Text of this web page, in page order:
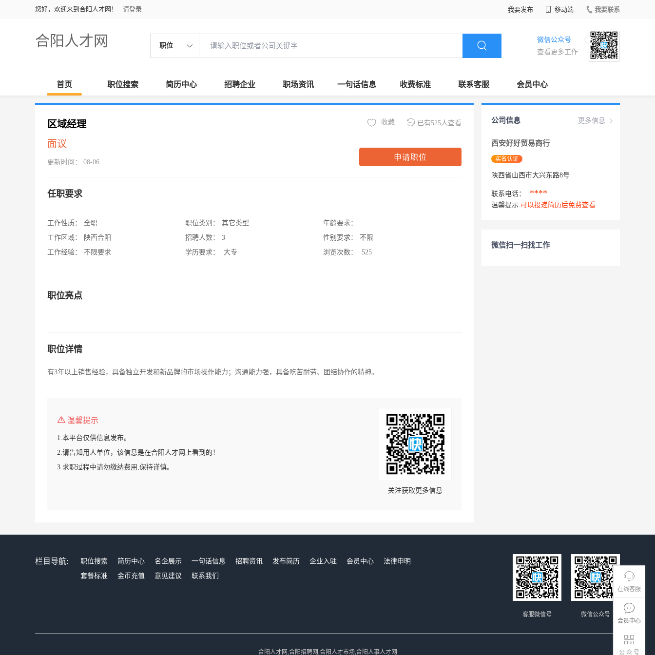
您好，欢迎来到合阳人才网！ 请登录 我要发布 移动端 我要联系
合阳人才网 职位
微信公众号
查看更多工作
首页 职位搜索 简历中心 招聘企业 职场资讯 一句话信息 收费标准 联系客服 会员中心
在线客服
会员中心
公 众 号
区域经理
面议
更新时间： 08-06
已有525人查看
收藏
申请职位
任职要求
工作性质：
全职
工作区域：
陕西合阳
工作经验：
不限要求
职位类别：
其它类型
招聘人数：
3
学历要求：
大专
年龄要求：
性别要求：
不限
浏览次数：
525
职位亮点
职位详情
有3年以上销售经验，具备独立开发和新品牌的市场操作能力；沟通能力强，具备吃苦耐劳、团结协作的精神。
温馨提示
1.本平台仅供信息发布。
2.请告知用人单位，该信息是在合阳人才网上看到的！
3.求职过程中请勿缴纳费用,保持谨慎。
关注获取更多信息
更多信息
公司信息
西安好好贸易商行
实名认证
陕西省山西市大兴东路8号
联系电话： ****
温馨提示: 可以投递简历后免费查看
微信扫一扫找工作
栏目导航: 职位搜索 简历中心 名企展示 一句话信息 招聘资讯 发布简历 企业入驻 会员中心
法律申明
套餐标准
金币充值 意见建议 联系我们
微信公众号
客服微信号
合阳人才网,合阳招聘网,合阳人才市场,合阳人事人才网